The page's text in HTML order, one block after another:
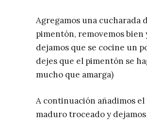
Agregamos una cucharada
pimentón, removemos bien
dejamos que se cocine un
dejes que el pimentón se
mucho que amarga)
A continuación añadimos el
maduro troceado y